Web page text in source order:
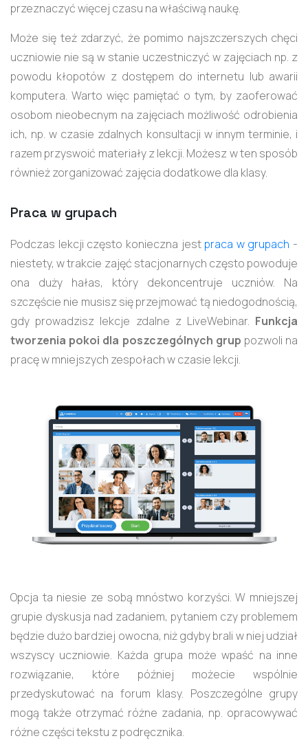
przeznaczyć więcej czasu na właściwą naukę.
Może się też zdarzyć, że pomimo najszczerszych chęci
uczniowie nie są w stanie uczestniczyć w zajęciach np. z
powodu kłopotów z dostępem do internetu lub awarii
komputera. Warto więc pamiętać o tym, by zaoferować
osobom nieobecnym na zajęciach możliwość odrobienia
ich, np. w czasie zdalnych konsultacji w innym terminie, i
razem przyswoić materiały z lekcji. Możesz w ten sposób
również zorganizować zajęcia dodatkowe dla klasy.
Praca w grupach
Podczas lekcji często konieczna jest praca w grupach -
niestety, w trakcie zajęć stacjonarnych często powoduje
ona duży hałas, który dekoncentruje uczniów. Na
szczęście nie musisz się przejmować tą niedogodnością,
gdy prowadzisz lekcje zdalne z LiveWebinar. Funkcja
tworzenia pokoi dla poszczególnych grup pozwoli na
pracę w mniejszych zespołach w czasie lekcji.
Opcja ta niesie ze sobą mnóstwo korzyści. W mniejszej
grupie dyskusja nad zadaniem, pytaniem czy problemem
będzie dużo bardziej owocna, niż gdyby brali w niej udział
wszyscy uczniowie. Każda grupa może wpaść na inne
rozwiązanie, które później możecie wspólnie
przedyskutować na forum klasy. Poszczególne grupy
mogą także otrzymać różne zadania, np. opracowywać
różne części tekstu z podręcznika.